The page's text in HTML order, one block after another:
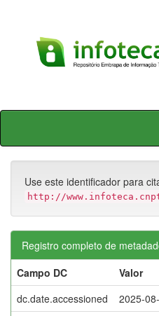
Skip
Use este identificador para
http://
Registro completo de
Campo DC
Valor
dc.date.accessioned
2025-